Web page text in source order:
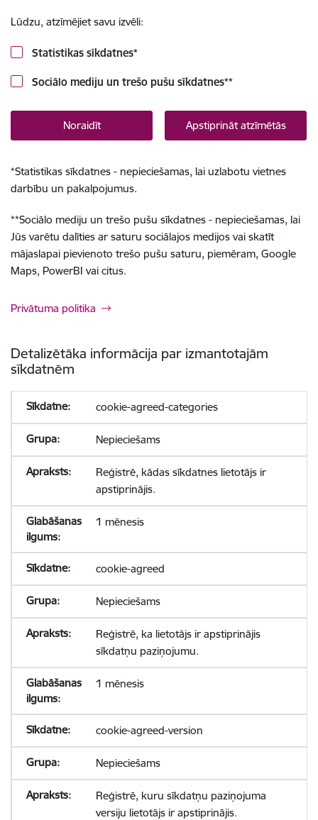
Lūdzu, atzīmējiet savu izvēli:
Statistikas sīkdatnes*
Sociālo mediju un trešo pušu sīkdatnes**
Noraidīt Apstiprināt atzīmētās
*Statistikas sīkdatnes - nepieciešamas, lai uzlabotu vietnes
darbību un pakalpojumus.
**Sociālo mediju un trešo pušu sīkdatnes - nepieciešamas, lai
Jūs varētu dalīties ar saturu sociālajos medijos vai skatīt
mājaslapai pievienoto trešo pušu saturu, piemēram, Google
Maps, PowerBI vai citus.
Privātuma politika
Detalizētāka informācija par izmantotajām
sīkdatnēm
cookie-agreed-categories
Nepieciešams
Reģistrē, kādas sīkdatnes lietotājs ir
apstiprinājis.
1 mēnesis
cookie-agreed
Nepieciešams
Reģistrē, ka lietotājs ir apstiprinājis
sīkdatņu paziņojumu.
1 mēnesis
cookie-agreed-version
Nepieciešams
Reģistrē, kuru sīkdatņu paziņojuma
versiju lietotājs ir apstiprinājis.